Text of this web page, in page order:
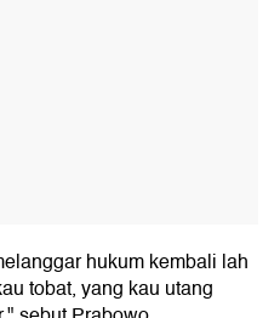
hukum kembali lah
tobat, yang kau utang